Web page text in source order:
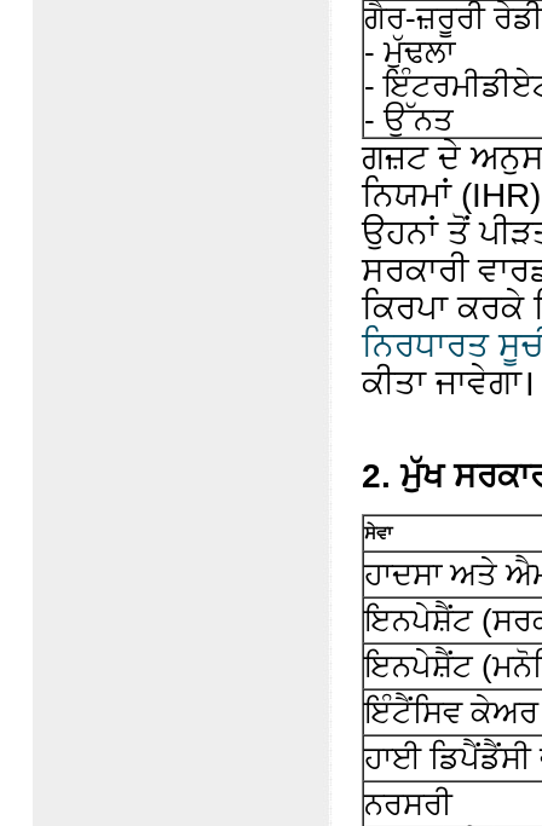
ਗੈਰ-ਜ਼ਰੂਰੀ
- ਮੁੱਢਲਾ
-
- ਉੱਨਤ
ਗਜ਼ਟ ਦੇ
ਨਿਯਮਾਂ
ਉਹਨਾਂ ਤੋਂ
ਸਰਕਾਰੀ
ਕਿਰਪਾ
ਨਿਰਧਾਰਤ
ਕੀਤਾ
2. ਮੁੱਖ
ਸੇਵਾ
ਹਾਦਸਾ ਅਤੇ
ਇਨਪੇਸ਼ੈਂਟ
ਇਨਪੇਸ਼ੈਂਟ
ਇੰਟੈਂਸਿਵ ਕੇਅਰ
ਹਾਈ ਡਿਪੈਂਡੈਂਸੀ
ਨਰਸਰੀ